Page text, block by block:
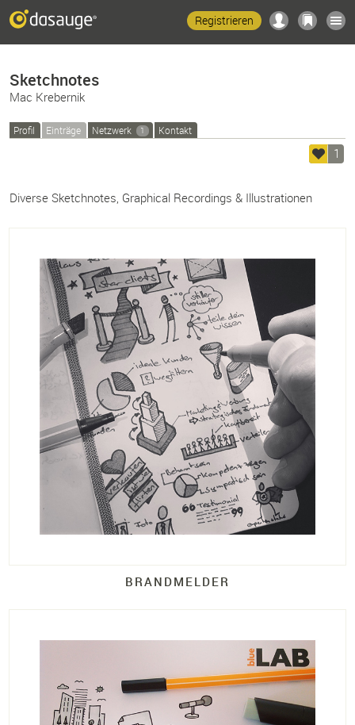
Registrieren
Sketchnotes
Mac Krebernik
Profil Einträge Netzwerk 1 Kontakt
1
Diverse Sketchnotes, Graphical Recordings & Illustrationen
BRANDMELDER